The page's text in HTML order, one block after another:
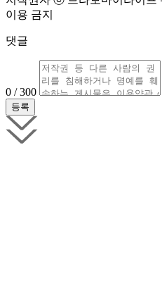
이용 금지
댓글
0 / 300